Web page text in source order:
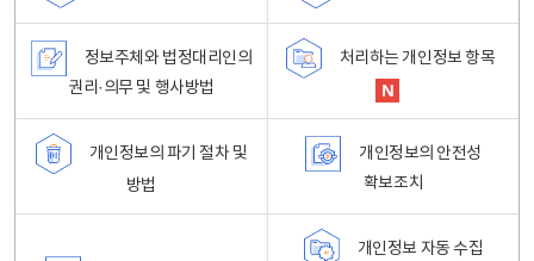
정보주체와 법정대리인의
권리·의무 및 행사방법
처리하는 개인정보 항목
개인정보의 파기 절차 및
방법
개인정보의 안전성
확보조치
개인정보 자동 수집